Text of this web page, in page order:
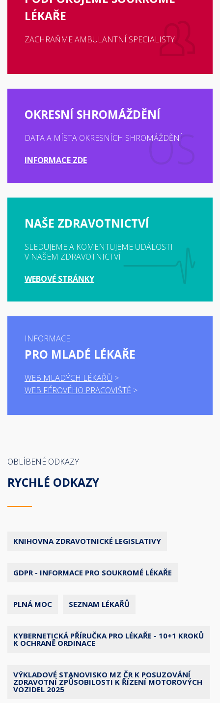
LÉKAŘE
ZACHRAŇME AMBULANTNÍ SPECIALISTY
OKRESNÍ SHROMÁŽDĚNÍ
DATA A MÍSTA OKRESNÍCH SHROMÁŽDĚNÍ
INFORMACE ZDE
NAŠE ZDRAVOTNICTVÍ
SLEDUJEME A KOMENTUJEME UDÁLOSTI
V NAŠEM ZDRAVOTNICTVÍ
WEBOVÉ STRÁNKY
INFORMACE
PRO MLADÉ LÉKAŘE
WEB MLADÝCH LÉKAŘŮ
WEB FÉROVÉHO PRACOVIŠTĚ
OBLÍBENÉ ODKAZY
RYCHLÉ ODKAZY
KNIHOVNA ZDRAVOTNICKÉ LEGISLATIVY
GDPR - INFORMACE PRO SOUKROMÉ LÉKAŘE
PLNÁ MOC SEZNAM LÉKAŘŮ
KYBERNETICKÁ PŘÍRUČKA PRO LÉKAŘE - 10+1 KROKŮ
K OCHRANĚ ORDINACE
VÝKLADOVÉ STANOVISKO MZ ČR K POSUZOVÁNÍ
ZDRAVOTNÍ ZPŮSOBILOSTI K ŘÍZENÍ MOTOROVÝCH
VOZIDEL 2025